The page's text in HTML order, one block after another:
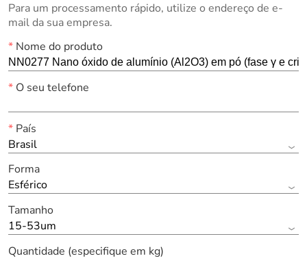
Para um processamento rápido, utilize o endereço de e-
mail da sua empresa.
*Nome do produto
*O seu telefone
*País
Brasil
Forma
Esférico
Tamanho
15-53um
Quantidade (especifique em kg)